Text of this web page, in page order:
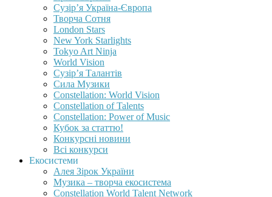
Сузір’я Україна-Європа
Творча Сотня
London Stars
New York Starlights
Tokyo Art Ninja
World Vision
Сузір’я Талантів
Сила Музики
Constellation: World Vision
Constellation of Talents
Constellation: Power of Music
Кубок за статтю!
Конкурсні новини
Всі конкурси
Екосистеми
Алея Зірок України
Музика – творча екосистема
Constellation World Talent Network